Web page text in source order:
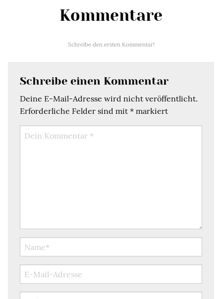
Kommentare
Schreibe den ersten Kommentar!
Schreibe einen Kommentar
Deine E-Mail-Adresse wird nicht veröffentlicht.
Erforderliche Felder sind mit * markiert